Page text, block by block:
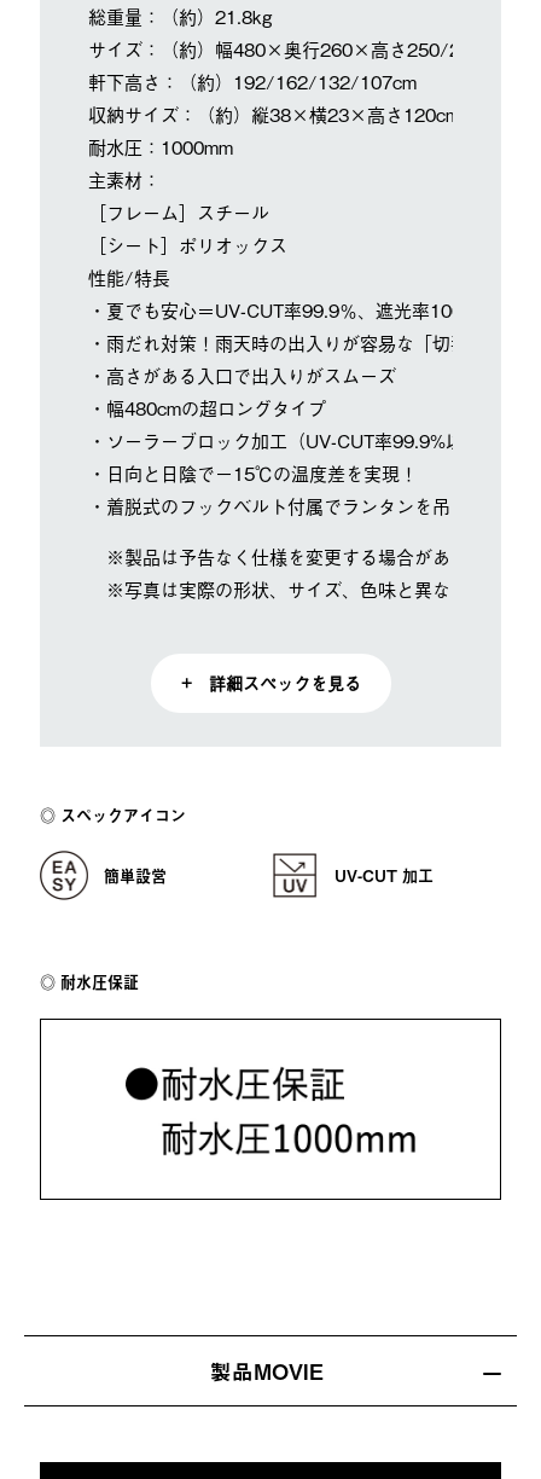
総重量：（約）21.8kg
サイズ：（約）幅480×奥行260×高さ250/220/190/
軒下高さ：（約）192/162/132/107cm
収納サイズ：（約）縦38×横23×高さ120cm
耐水圧：1000mm
主素材：
［フレーム］スチール
［シート］ポリオックス
性能/特長
・夏でも安心＝UV-CUT率99.9％、遮光率100％ 雨
・雨だれ対策！雨天時の出入りが容易な「切妻屋根」
・高さがある入口で出入りがスムーズ
・幅480cmの超ロングタイプ
・ソーラーブロック加工（UV-CUT率99.9%以上、遮
・日向と日陰で－15℃の温度差を実現！
・着脱式のフックベルト付属でランタンを吊るせます
※製品は予告なく仕様を変更する場合があります。
※写真は実際の形状、サイズ、色味と異なる場合が
+ 詳細スペックを見る
スペックアイコン
簡単設営 UV-CUT 加工
耐水圧保証
製品MOVIE